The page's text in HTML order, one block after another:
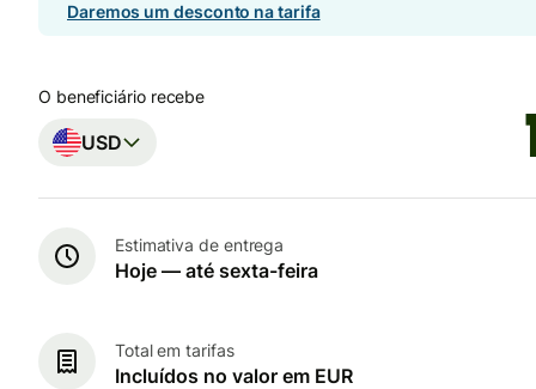
Daremos um desconto na tarifa
O beneficiário recebe
USD
Estimativa de entrega
Hoje — até sexta-feira
Total em tarifas
Incluídos no valor em EUR